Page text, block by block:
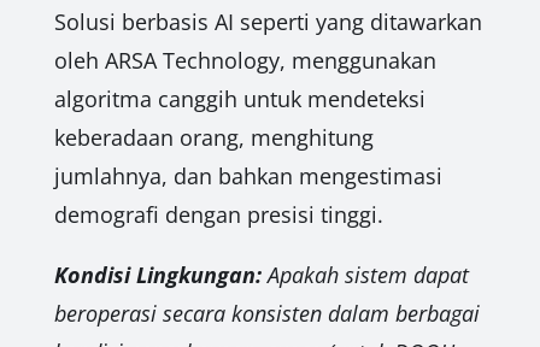
Solusi berbasis AI seperti yang ditawarkan
oleh ARSA Technology, menggunakan
algoritma canggih untuk mendeteksi
keberadaan orang, menghitung
jumlahnya, dan bahkan mengestimasi
demografi dengan presisi tinggi.
Kondisi Lingkungan:Apakah sistem dapat
beroperasi secara konsisten dalam berbagai